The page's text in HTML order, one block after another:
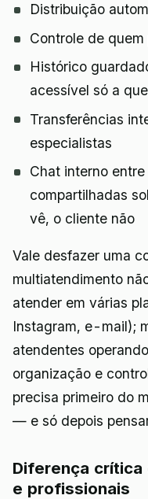
Distribuição
Controle de
Histórico
acessível só a
Transferências
especialistas
Chat interno
compartilhadas
vê, o cliente não
Vale desfazer uma
multiatendimento
atender em várias
Instagram, e-mail);
atendentes
organização e
precisa primeiro do
— e só depois
Diferença
e profissionais